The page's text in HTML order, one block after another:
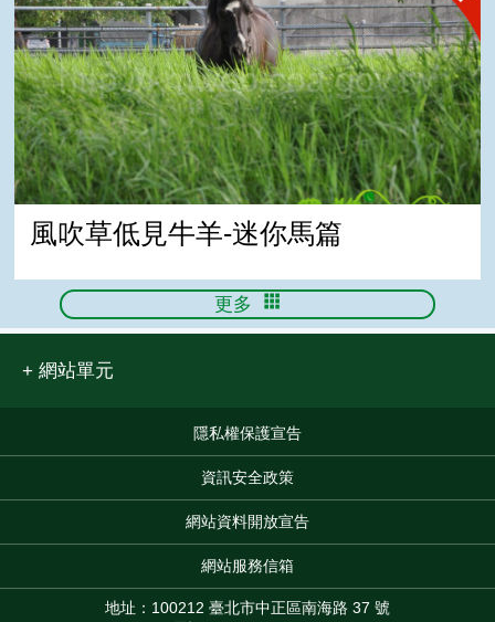
風吹草低見牛羊-迷你馬篇
更多
網站單元
隱私權保護宣告
資訊安全政策
網站資料開放宣告
網站服務信箱
地址：100212 臺北市中正區南海路 37 號